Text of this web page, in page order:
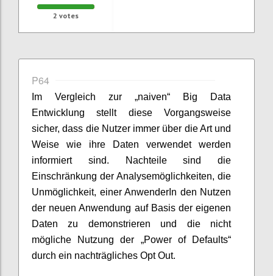
2 votes
P64
Im Vergleich zur „naiven“ Big Data
Entwicklung stellt diese Vorgangsweise
sicher, dass die Nutzer immer über die Art und
Weise wie ihre Daten verwendet werden
informiert sind. Nachteile sind die
Einschränkung der Analysemöglichkeiten, die
Unmöglichkeit, einer AnwenderIn den Nutzen
der neuen Anwendung auf Basis der eigenen
Daten zu demonstrieren und die nicht
mögliche Nutzung der „Power of Defaults“
durch ein nachträgliches Opt Out.